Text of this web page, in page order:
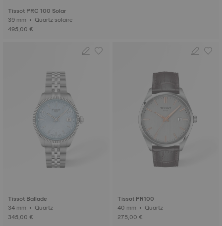
Tissot PRC 100 Solar
39 mm • Quartz solaire
495,00 €
Tissot Ballade
34 mm • Quartz
345,00 €
Tissot PR100
40 mm • Quartz
275,00 €